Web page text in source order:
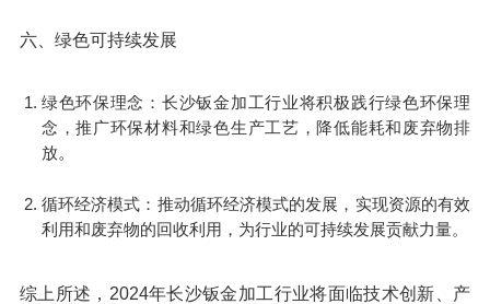
六、绿色可持续发展
绿色环保理念：长沙钣金加工行业将积极践行绿色环保理
念，推广环保材料和绿色生产工艺，降低能耗和废弃物排
放。
循环经济模式：推动循环经济模式的发展，实现资源的有效
利用和废弃物的回收利用，为行业的可持续发展贡献力量。
综上所述，2024年长沙钣金加工行业将面临技术创新、产